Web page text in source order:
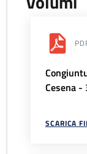
Cesena
SCARICA